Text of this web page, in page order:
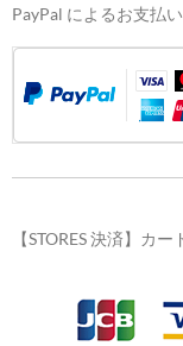
PayPal によるお支払い
【STORES 決済】カ